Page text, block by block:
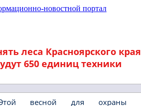
новостной портал
леса Красноярского
650 единиц техники
весной для охраны